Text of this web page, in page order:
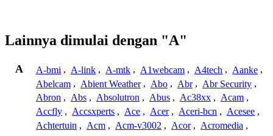
Lainnya dimulai dengan "A"
A A-bmi , A-link , A-mtk , A1webcam , A4tech , Aanke ,
Abelcam , Abient Weather , Abo , Abr , Abr Security ,
Abron , Abs , Absolutron , Abus , Ac38xx , Acam ,
Accfly , Accsxperts , Ace , Acer , Aceri-bcn , Acesee ,
Achtertuin , Acm , Acm-v3002 , Acor , Acromedia ,